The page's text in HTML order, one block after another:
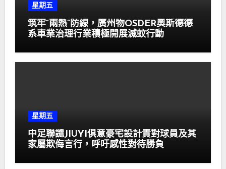
星期五
筑牢“兩熱”防線，廣州物OSDER奧斯德德
系車業治理行業積極開展滅蚊行動
星期五
中足聯譴JIUYI俱意豪宅設計責對球員及其
家屬欺侮言行，呼吁感性對待勝負